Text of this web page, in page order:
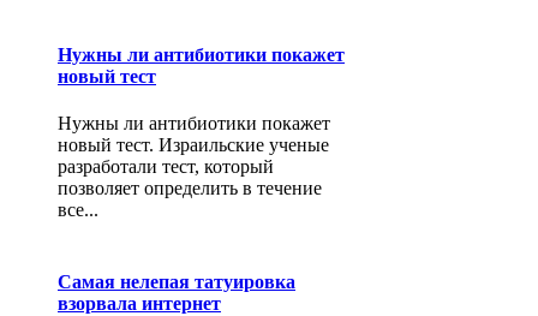
Нужны ли антибиотики покажет
новый тест
Нужны ли антибиотики покажет
новый тест. Израильские ученые
разработали тест, который
позволяет определить в течение
все...
Самая нелепая татуировка
взорвала интернет